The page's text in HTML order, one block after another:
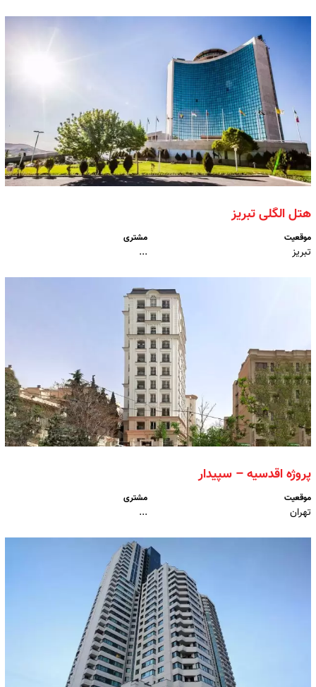
هتل الگلی تبریز
موقعیت
تبریز
مشتری
...
پروژه اقدسیه – سپیدار
موقعیت
تهران
مشتری
...